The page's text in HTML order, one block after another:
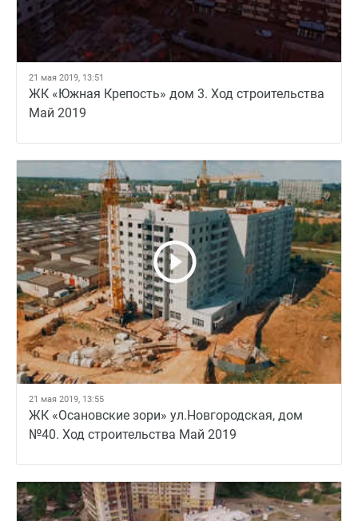
21 мая 2019, 13:51
ЖК «Южная Крепость» дом 3. Ход строительства
Май 2019
21 мая 2019, 13:55
ЖК «Осановские зори» ул.Новгородская, дом
№40. Ход строительства Май 2019